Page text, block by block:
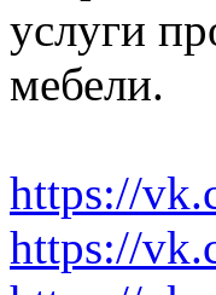
услуги
мебели.
https://
https://